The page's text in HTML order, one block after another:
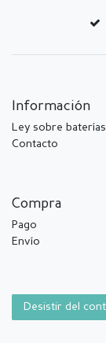
Información
Ley sobre
Contacto
Compra
Pago
Envío
Desistir del